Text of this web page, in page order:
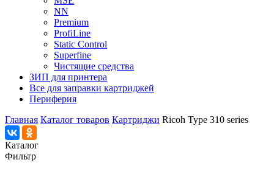
NN
Premium
ProfiLine
Static Control
Superfine
Чистящие средства
ЗИП для принтера
Все для заправки картриджей
Периферия
Главная Каталог товаров Картриджи Ricoh Type 310 series
Каталог
Фильтр